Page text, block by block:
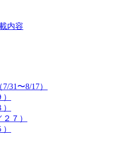
内容
31〜8/17）
７）